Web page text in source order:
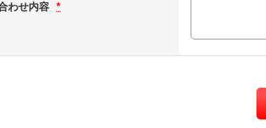
わせ内容 *